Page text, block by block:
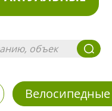
Велосипедные